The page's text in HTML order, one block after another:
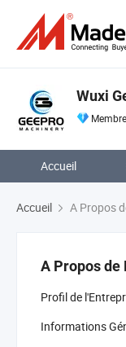
Wuxi
Accueil
Accueil A Propos
A Propos de
Profil de
Informations